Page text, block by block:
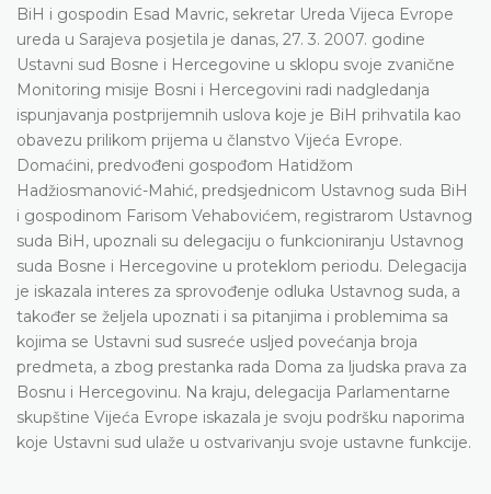
BiH i gospodin Esad Mavric, sekretar Ureda Vijeca Evrope
ureda u Sarajeva posjetila je danas, 27. 3. 2007. godine
Ustavni sud Bosne i Hercegovine u sklopu svoje zvanične
Monitoring misije Bosni i Hercegovini radi nadgledanja
ispunjavanja postprijemnih uslova koje je BiH prihvatila kao
obavezu prilikom prijema u članstvo Vijeća Evrope.
Domaćini, predvođeni gospođom Hatidžom
Hadžiosmanović-Mahić, predsjednicom Ustavnog suda BiH
i gospodinom Farisom Vehabovićem, registrarom Ustavnog
suda BiH, upoznali su delegaciju o funkcioniranju Ustavnog
suda Bosne i Hercegovine u proteklom periodu. Delegacija
je iskazala interes za sprovođenje odluka Ustavnog suda, a
također se željela upoznati i sa pitanjima i problemima sa
kojima se Ustavni sud susreće usljed povećanja broja
predmeta, a zbog prestanka rada Doma za ljudska prava za
Bosnu i Hercegovinu. Na kraju, delegacija Parlamentarne
skupštine Vijeća Evrope iskazala je svoju podršku naporima
koje Ustavni sud ulaže u ostvarivanju svoje ustavne funkcije.